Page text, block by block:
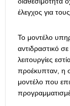
έλεγχος για
Το μοντέλο
αντιδραστικό
λειτουργίες
προέκυπταν, η
μοντέλο που